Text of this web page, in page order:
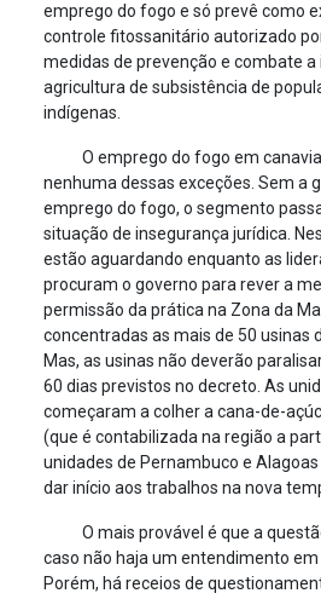
emprego do fogo e só prevê como
controle fitossanitário autorizado
medidas de prevenção e combate a
agricultura de subsistência de
indígenas.
O emprego do fogo em
nenhuma dessas exceções. Sem a
emprego do fogo, o segmento
situação de insegurança jurídica.
estão aguardando enquanto as
procuram o governo para rever a
permissão da prática na Zona da
concentradas as mais de 50 usinas
Mas, as usinas não deverão
60 dias previstos no decreto. As
começaram a colher a cana-de-
(que é contabilizada na região a
unidades de Pernambuco e
dar início aos trabalhos na nova
O mais provável é que a
caso não haja um entendimento em
Porém, há receios de